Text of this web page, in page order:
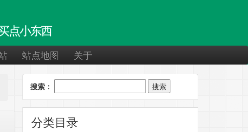
点小东西
站点地图 关于
搜索：
分类目录